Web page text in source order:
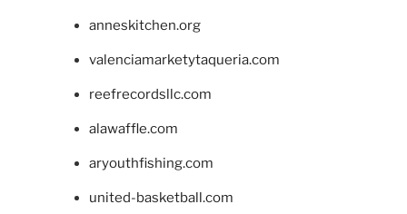
anneskitchen.org
valenciamarketytaqueria.com
reefrecordsllc.com
alawaffle.com
aryouthfishing.com
united-basketball.com